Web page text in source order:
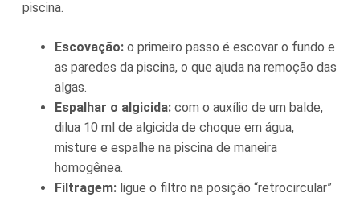
piscina.
Escovação: o primeiro passo é escovar o fundo e
as paredes da piscina, o que ajuda na remoção das
algas.
Espalhar o algicida: com o auxílio de um balde,
dilua 10 ml de algicida de choque em água,
misture e espalhe na piscina de maneira
homogênea.
Filtragem: ligue o filtro na posição “retrocircular”